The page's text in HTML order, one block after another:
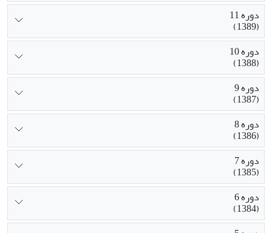
دوره 11
(1389)
دوره 10
(1388)
دوره 9
(1387)
دوره 8
(1386)
دوره 7
(1385)
دوره 6
(1384)